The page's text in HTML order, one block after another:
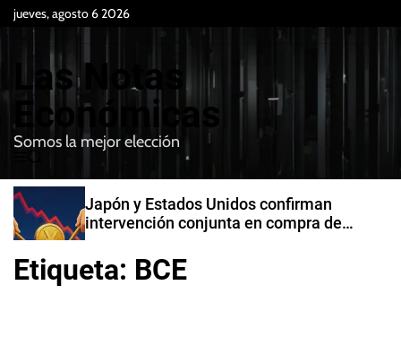
jueves, agosto 6 2026
Las Notas
Económicas
Somos la mejor elección
e
n
u
B
u
c
a
Japón y Estados Unidos confirman
intervención conjunta en compra de
Etiqueta: BCE